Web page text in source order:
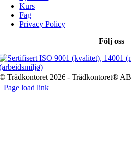
Kurs
Fag
Privacy Policy
Följ oss
© Trädkontoret 2026 - Trädkontoret® AB
Page load link